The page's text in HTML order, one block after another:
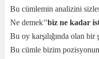
Bu cümlemin analizini
Ne demek’’biz ne kadar
Bu oy karşılığında olan bir
Bu cümle bizim